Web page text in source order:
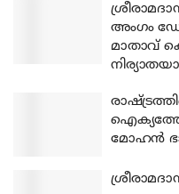
അംഗം
മാതാവ്
മോഹന്‍